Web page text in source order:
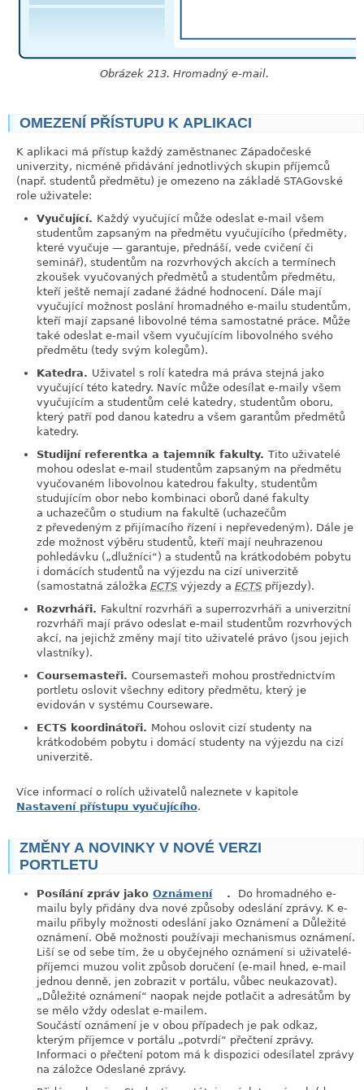
Obrázek 213. Hromadný e-mail.
OMEZENÍ PŘÍSTUPU K APLIKACI
K aplikaci má přístup každý zaměstnanec Západočeské
univerzity, nicméně přidávání jednotlivých skupin příjemců
(např. studentů předmětu) je omezeno na základě STAGovské
role uživatele:
Vyučující. Každý vyučující může odeslat e-mail všem
studentům zapsaným na předmětu vyučujícího (předměty,
které vyučuje — garantuje, přednáší, vede cvičení či
seminář), studentům na rozvrhových akcích a termínech
zkoušek vyučovaných předmětů a studentům předmětu,
kteří ještě nemají zadané žádné hodnocení. Dále mají
vyučující možnost poslání hromadného e-mailu studentům,
kteří mají zapsané libovolné téma samostatné práce. Může
také odeslat e-mail všem vyučujícím libovolného svého
předmětu (tedy svým kolegům).
Katedra. Uživatel s rolí katedra má práva stejná jako
vyučující této katedry. Navíc může odesílat e-maily všem
vyučujícím a studentům celé katedry, studentům oboru,
který patří pod danou katedru a všem garantům předmětů
katedry.
Studijní referentka a tajemník fakulty. Tito uživatelé
mohou odeslat e-mail studentům zapsaným na předmětu
vyučovaném libovolnou katedrou fakulty, studentům
studujícím obor nebo kombinaci oborů dané fakulty
a uchazečům o studium na fakultě (uchazečům
z převedeným z přijímacího řízení i nepřevedeným). Dále je
zde možnost výběru studentů, kteří mají neuhrazenou
pohledávku („dlužníci“) a studentů na krátkodobém pobytu
i domácích studentů na výjezdu na cizí univerzitě
(samostatná záložka ECTS výjezdy a ECTS příjezdy).
Rozvrháři. Fakultní rozvrháři a superrozvrháři a univerzitní
rozvrháři mají právo odeslat e-mail studentům rozvrhových
akcí, na jejichž změny mají tito uživatelé právo (jsou jejich
vlastníky).
Coursemasteři. Coursemasteři mohou prostřednictvím
portletu oslovit všechny editory předmětu, který je
evidován v systému Courseware.
ECTS koordinátoři. Mohou oslovit cizí studenty na
krátkodobém pobytu i domácí studenty na výjezdu na cizí
univerzitě.
Více informací o rolích uživatelů naleznete v kapitole
Nastavení přístupu vyučujícího.
ZMĚNY A NOVINKY V NOVÉ VERZI
PORTLETU
Posílání zpráv jako Oznámení .
Do hromadného e-
mailu byly přidány dva nové způsoby odeslání zprávy. K e-
mailu přibyly možnosti odeslání jako Oznámení a Důležité
oznámení. Obě možnosti používaji mechanismus oznámení.
Liší se od sebe tím, že u obyčejného oznámení si uživatelé-
příjemci muzou volit způsob doručení (e-mail hned, e-mail
jednou denně, jen zobrazit v portálu, vůbec neukazovat).
„Důležité oznámení“ naopak nejde potlačit a adresátům by
se mělo vždy odeslat e-mailem.
Součástí oznámení je v obou případech je pak odkaz,
kterým příjemce v portálu „potvrdí“ přečtení zprávy.
Informaci o přečtení potom má k dispozici odesílatel zprávy
na záložce Odeslané zprávy.